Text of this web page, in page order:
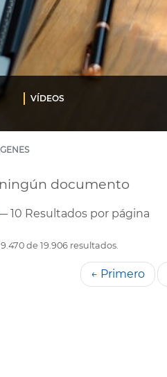
VÍDEOS
documento
10 Resultados por página
de 19.906 resultados.
← Primero